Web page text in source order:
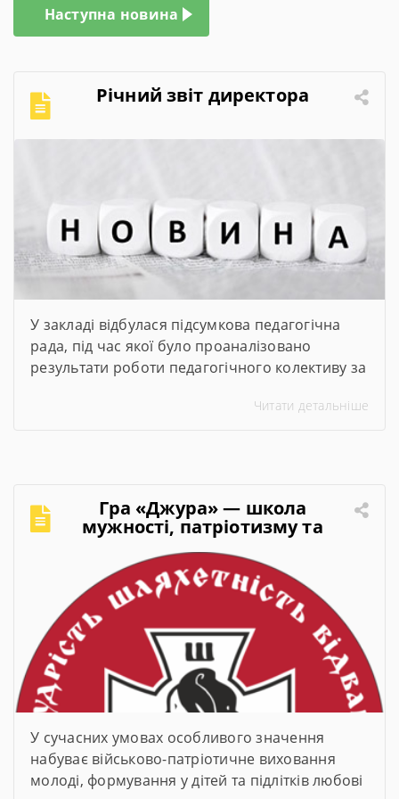
Наступна новина
Річний звіт директора
У закладі відбулася підсумкова педагогічна
рада, під час якої було проаналізовано
результати роботи педагогічного колективу за
представив підсумки навчального року,
Читати детальніше
Гра «Джура» — школа
мужності, патріотизму та
лідерства
У сучасних умовах особливого значення
набуває військово-патріотичне виховання
молоді, формування у дітей та підлітків любові